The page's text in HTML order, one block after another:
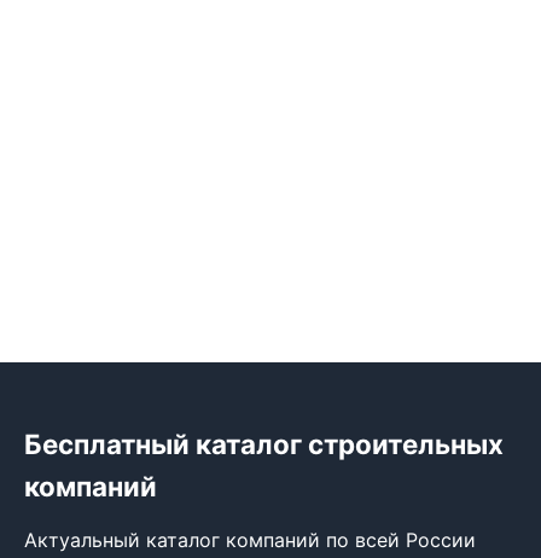
Бесплатный каталог строительных
компаний
Актуальный каталог компаний по всей России